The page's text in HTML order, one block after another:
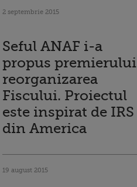
2 septembrie 2015
Seful ANAF i-a
propus premierului
reorganizarea
Fiscului. Proiectul
este inspirat de IRS
din America
19 august 2015